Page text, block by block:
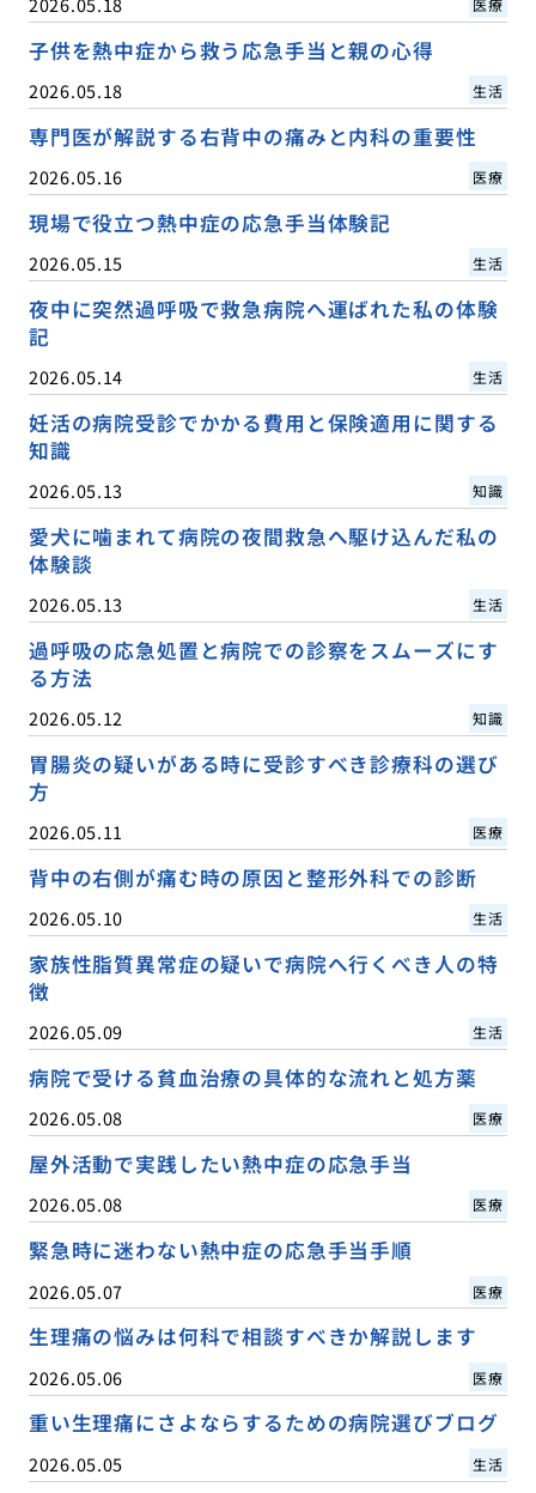
子供を熱中症から救う応急手当と親の心得
2026.05.18 生活
専門医が解説する右背中の痛みと内科の重要性
2026.05.16 医療
現場で役立つ熱中症の応急手当体験記
2026.05.15 生活
夜中に突然過呼吸で救急病院へ運ばれた私の体験
記
2026.05.14 生活
妊活の病院受診でかかる費用と保険適用に関する
知識
2026.05.13 知識
愛犬に噛まれて病院の夜間救急へ駆け込んだ私の
体験談
2026.05.13 生活
過呼吸の応急処置と病院での診察をスムーズにす
る方法
2026.05.12 知識
胃腸炎の疑いがある時に受診すべき診療科の選び
方
2026.05.11 医療
背中の右側が痛む時の原因と整形外科での診断
2026.05.10 生活
家族性脂質異常症の疑いで病院へ行くべき人の特
徴
2026.05.09 生活
病院で受ける貧血治療の具体的な流れと処方薬
2026.05.08 医療
屋外活動で実践したい熱中症の応急手当
2026.05.08 医療
緊急時に迷わない熱中症の応急手当手順
2026.05.07 医療
生理痛の悩みは何科で相談すべきか解説します
2026.05.06 医療
重い生理痛にさよならするための病院選びブログ
2026.05.05 生活